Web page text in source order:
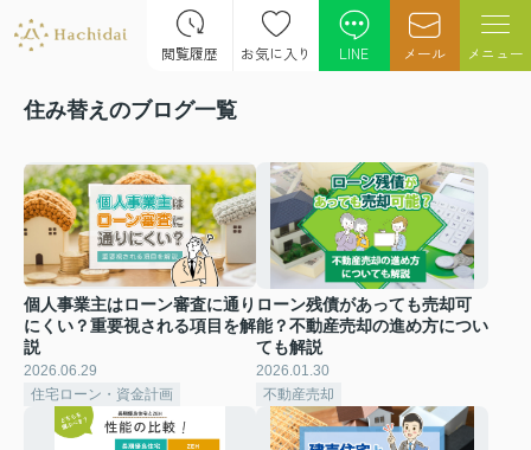
閲覧履歴 お気に入り LINE メール メニュー
住み替えのブログ一覧
個人事業主はローン審査に通り
にくい？重要視される項目を解
説
2026.06.29
住宅ローン・資金計画
ローン残債があっても売却可
能？不動産売却の進め方につい
ても解説
2026.01.30
不動産売却